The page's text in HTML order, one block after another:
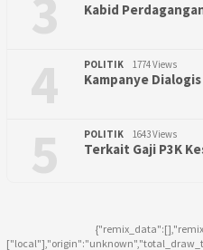
3 Kabid
4 POLITIK 1774 Views
Kampanye
5 POLITIK 1643 Views
Terkait Gaji P3K